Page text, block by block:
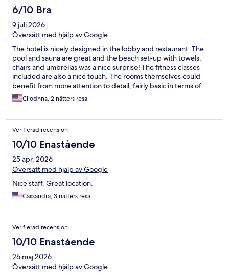
6/10 Bra
9 juli 2026
Översätt med hjälp av Google
The hotel is nicely designed in the lobby and restaurant. The
pool and sauna are great and the beach set-up with towels,
chairs and umbrellas was a nice surprise! The fitness classes
included are also a nice touch. The rooms themselves could
benefit from more attention to detail, fairly basic in terms of
what is provided and not great food options for vegans.
Cliodhna, 2 nätters resa
Verifierad recension
10/10 Enastående
25 apr. 2026
Översätt med hjälp av Google
Nice staff. Great location.
Cassandra, 3 nätters resa
Verifierad recension
10/10 Enastående
26 maj 2026
Översätt med hjälp av Google